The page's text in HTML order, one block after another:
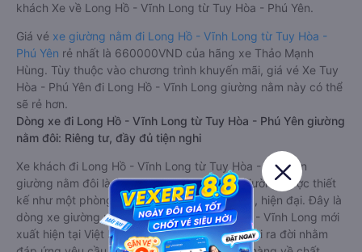
khách Xe về Long Hồ - Vĩnh Long từ Tuy Hòa - Phú Yên.
Giá vé xe giường nằm đi Long Hồ - Vĩnh Long từ Tuy Hòa -
Phú Yên rẻ nhất là 660000VND của hãng xe Thảo Mạnh
Hùng. Tùy thuộc vào chương trình khuyến mãi, giá vé Xe Tuy
Hòa - Phú Yên đi Long Hồ - Vĩnh Long giường nằm này có thể
sẽ rẻ hơn.
Dòng xe đi Long Hồ - Vĩnh Long từ Tuy Hòa - Phú Yên giường
nằm đôi: Riêng tư, đầy đủ tiện nghi
Xe khách đi Long Hồ - Vĩnh Long từ Tuy Hòa - Phú Yên
giường nằm đôi là loại xe đặc biệt. Với mỗi giường được thiết
kế như một phòng ngủ khách sạn sang trọng, hiện đại. Đây là
dòng xe giường nằm cho cặp đôi đi Long Hồ - Vĩnh Long mới
xuất hiện tại Việt Nam. Loại xe giường nằm đôi ra đời nhằm